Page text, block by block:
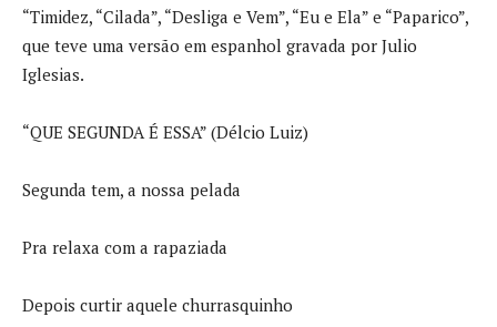
“Timidez, “Cilada”, “Desliga e Vem”, “Eu e Ela” e “Paparico”,
que teve uma versão em espanhol gravada por Julio
Iglesias.
“QUE SEGUNDA É ESSA” (Délcio Luiz)
Segunda tem, a nossa pelada
Pra relaxa com a rapaziada
Depois curtir aquele churrasquinho